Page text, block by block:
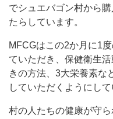
でシュエバゴン村から
たらしています。
MFCGはこの2か月に1
ていただき、保健衛生
きの方法、3大栄養素な
していただくようにして
村の人たちの健康が守